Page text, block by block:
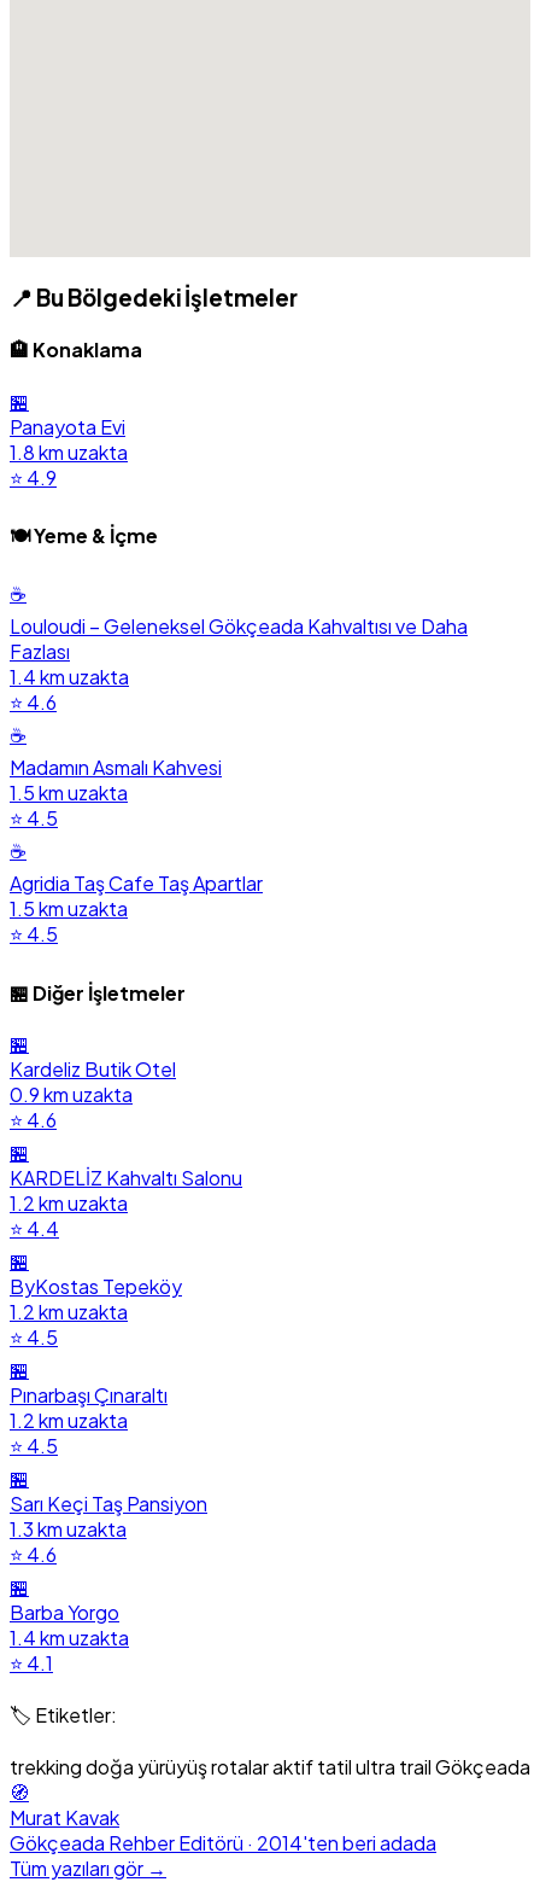
📍 Bu Bölgedeki İşletmeler
🏨 Konaklama
🏪
Panayota Evi
1.8 km uzakta
⭐ 4.9
🍽️ Yeme & İçme
☕
Louloudi – Geleneksel Gökçeada Kahvaltısı ve Daha
Fazlası
1.4 km uzakta
⭐ 4.6
☕
Madamın Asmalı Kahvesi
1.5 km uzakta
⭐ 4.5
☕
Agridia Taş Cafe Taş Apartlar
1.5 km uzakta
⭐ 4.5
🏪 Diğer İşletmeler
🏪
Kardeliz Butik Otel
0.9 km uzakta
⭐ 4.6
🏪
KARDELİZ Kahvaltı Salonu
1.2 km uzakta
⭐ 4.4
🏪
ByKostas Tepeköy
1.2 km uzakta
⭐ 4.5
🏪
Pınarbaşı Çınaraltı
1.2 km uzakta
⭐ 4.5
🏪
Sarı Keçi Taş Pansiyon
1.3 km uzakta
⭐ 4.6
🏪
Barba Yorgo
1.4 km uzakta
⭐ 4.1
🏷️ Etiketler:
trekkingdoğa yürüyüşrotalaraktif tatilultra trailGökçeada
🧭
Murat Kavak
Gökçeada Rehber Editörü · 2014'ten beri adada
Tüm yazıları gör →